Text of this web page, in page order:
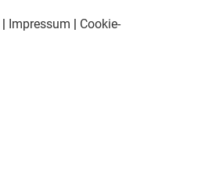
Impressum
Cookie-